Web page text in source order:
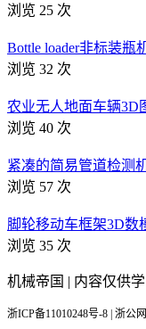
浏览 25 次
Bottle loader非标装瓶
浏览 32 次
农业无人地面车辆3D
浏览 40 次
紧凑的简易管道检测
浏览 57 次
脚轮移动车框架3D数
浏览 35 次
机械帝国 | 内容仅供
浙ICP备11010248号-8 | 浙公